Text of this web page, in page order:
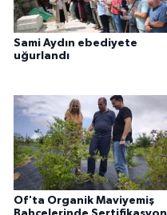
Sami Aydın ebediyete
uğurlandı
Of'ta Organik Maviyemiş